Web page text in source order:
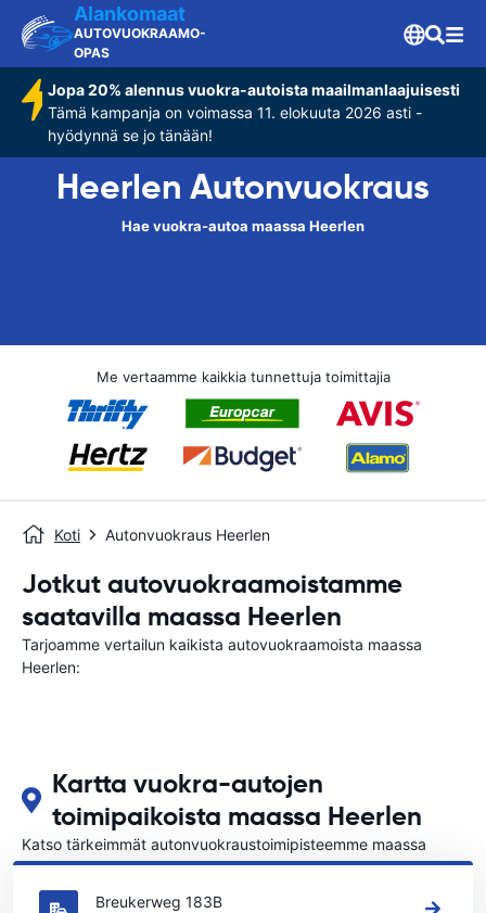
Alankomaat
AUTOVUOKRAAMO-
OPAS
Jopa 20% alennus vuokra-autoista maailmanlaajuisesti
Tämä kampanja on voimassa 11. elokuuta 2026 asti -
hyödynnä se jo tänään!
Heerlen Autonvuokraus
Hae vuokra-autoa maassa Heerlen
Me vertaamme kaikkia tunnettuja toimittajia
Koti Autonvuokraus Heerlen
Jotkut autovuokraamoistamme
saatavilla maassa Heerlen
Tarjoamme vertailun kaikista autovuokraamoista maassa
Heerlen:
Kartta vuokra-autojen
toimipaikoista maassa Heerlen
Katso tärkeimmät autonvuokraustoimipisteemme maassa
Heerlen
Breukerweg 183B